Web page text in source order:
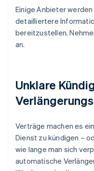
Einige Anbieter
detailliertere
bereitzustellen.
an.
Unklare
Verträge machen es
Dienst zu kündigen –
wie lange man sich
automatische